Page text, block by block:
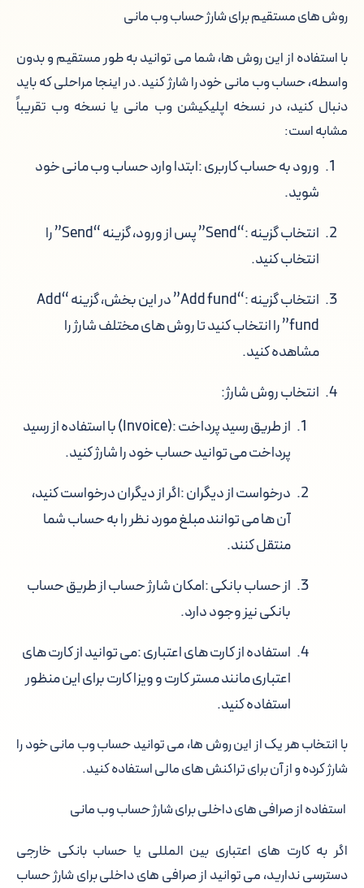
روش های مستقیم برای شارژ حساب وب مانی
با استفاده از این روش ها، شما می توانید به طور مستقیم و بدون
واسطه، حساب وب مانی خود را شارژ کنید. در اینجا مراحلی که باید
دنبال کنید، در نسخه اپلیکیشن وب مانی یا نسخه وب تقریباً
مشابه است:
ورود به حساب کاربری:ابتدا وارد حساب وب مانی خود
شوید.
انتخاب گزینه:
“Send”
پس از ورود، گزینه “Send” را
انتخاب کنید.
انتخاب گزینه:
“Add fund”
در این بخش، گزینه “Add
fund” را انتخاب کنید تا روش های مختلف شارژ را
مشاهده کنید.
انتخاب روش شارژ:
از طریق رسید پرداخت:
(Invoice)
با استفاده از رسید
پرداخت می توانید حساب خود را شارژ کنید.
درخواست از دیگران:اگر از دیگران درخواست کنید،
آن ها می توانند مبلغ مورد نظر را به حساب شما
منتقل کنند.
از حساب بانکی:امکان شارژ حساب از طریق حساب
بانکی نیز وجود دارد.
استفاده از کارت های اعتباری:می توانید از کارت های
اعتباری مانند مستر کارت و ویزا کارت برای این منظور
استفاده کنید.
با انتخاب هر یک از این روش ها، می توانید حساب وب مانی خود را
شارژ کرده و از آن برای تراکنش های مالی استفاده کنید.
استفاده از صرافی های داخلی برای شارژ حساب وب مانی
اگر به کارت های اعتباری بین المللی یا حساب بانکی خارجی
دسترسی ندارید، می توانید از صرافی های داخلی برای شارژ حساب